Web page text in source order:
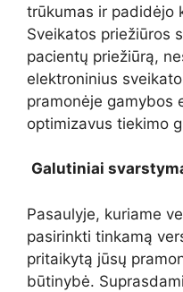
trūkumas ir padidėjo
Sveikatos priežiūros
pacientų priežiūrą,
elektroninius
pramonėje gamybos
optimizavus tiekimo
Galutiniai
Pasaulyje, kuriame
pasirinkti tinkamą
pritaikytą jūsų
būtinybė.